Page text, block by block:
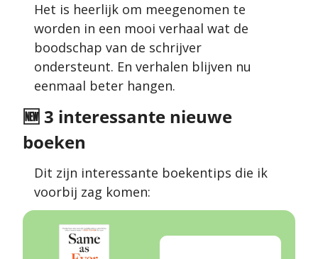
Het is heerlijk om meegenomen te
worden in een mooi verhaal wat de
boodschap van de schrijver
ondersteunt. En verhalen blijven nu
eenmaal beter hangen.
🆕 3 interessante nieuwe
boeken
Dit zijn interessante boekentips die ik
voorbij zag komen: